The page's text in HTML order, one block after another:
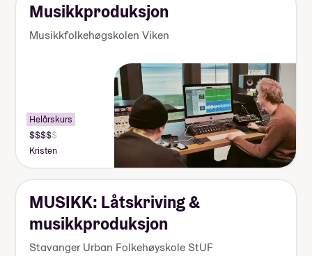
Musikkproduksjon
Musikkfolkehøgskolen Viken
Helårskurs
Kristen
MUSIKK: Låtskriving &
musikkproduksjon
Stavanger Urban Folkehøyskole StUF